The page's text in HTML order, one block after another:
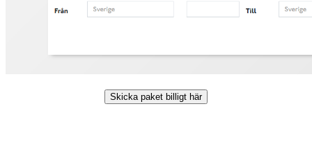
Skicka paket billigt här